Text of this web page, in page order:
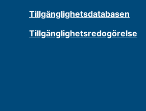
Tillgänglighetsdatabasen
Tillgänglighetsredogörelse